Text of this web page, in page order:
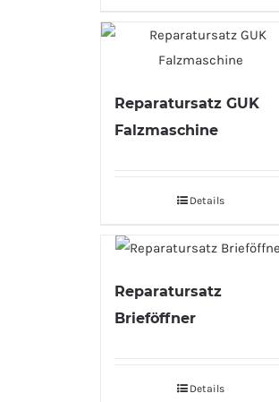
Reparatursatz GUK
Falzmaschine
Details
Reparatursatz
Brieföffner
Details